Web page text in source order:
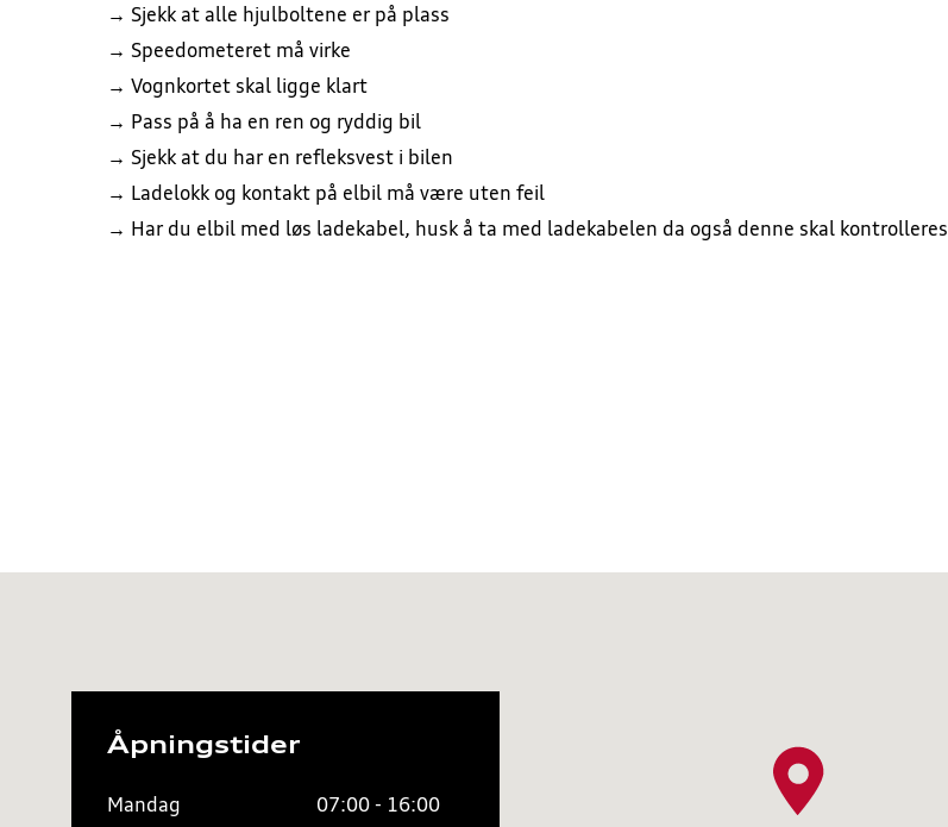
→ Sjekk at alle hjulboltene er på plass
→ Speedometeret må virke
→ Vognkortet skal ligge klart
→ Pass på å ha en ren og ryddig bil
→ Sjekk at du har en refleksvest i bilen
→ Ladelokk og kontakt på elbil må være uten feil
→ Har du elbil med løs ladekabel, husk å ta med ladekabelen da også denne skal kontrolleres
Åpningstider
Mandag
07:00 - 16:00